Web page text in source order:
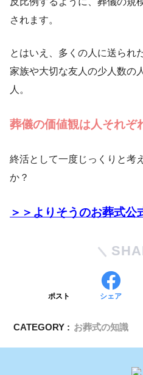
されます。
とはいえ、多くの人に送られ
家族や大切な友人の少人数の
人。
葬儀の価値観は人それぞ
終活として一度じっくりと考
か？
＞＞よりそうのお葬式
ポスト シェア
CATEGORY : お葬式の知識